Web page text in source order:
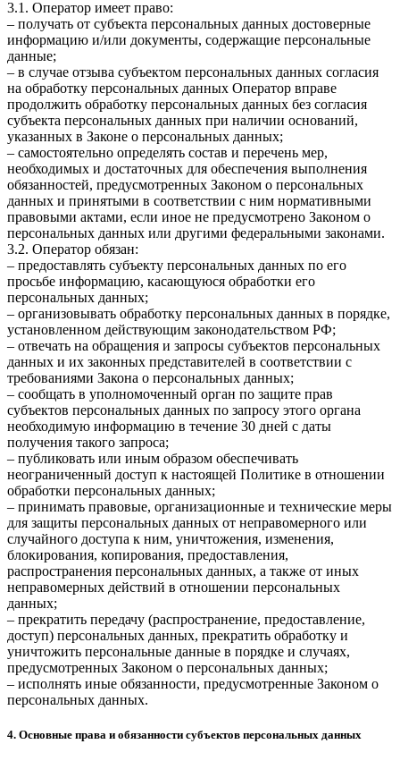
3.1. Оператор имеет право:
– получать от субъекта персональных данных достоверные
информацию и/или документы, содержащие персональные
данные;
– в случае отзыва субъектом персональных данных согласия
на обработку персональных данных Оператор вправе
продолжить обработку персональных данных без согласия
субъекта персональных данных при наличии оснований,
указанных в Законе о персональных данных;
– самостоятельно определять состав и перечень мер,
необходимых и достаточных для обеспечения выполнения
обязанностей, предусмотренных Законом о персональных
данных и принятыми в соответствии с ним нормативными
правовыми актами, если иное не предусмотрено Законом о
персональных данных или другими федеральными законами.
3.2. Оператор обязан:
– предоставлять субъекту персональных данных по его
просьбе информацию, касающуюся обработки его
персональных данных;
– организовывать обработку персональных данных в порядке,
установленном действующим законодательством РФ;
– отвечать на обращения и запросы субъектов персональных
данных и их законных представителей в соответствии с
требованиями Закона о персональных данных;
– сообщать в уполномоченный орган по защите прав
субъектов персональных данных по запросу этого органа
необходимую информацию в течение 30 дней с даты
получения такого запроса;
– публиковать или иным образом обеспечивать
неограниченный доступ к настоящей Политике в отношении
обработки персональных данных;
– принимать правовые, организационные и технические меры
для защиты персональных данных от неправомерного или
случайного доступа к ним, уничтожения, изменения,
блокирования, копирования, предоставления,
распространения персональных данных, а также от иных
неправомерных действий в отношении персональных
данных;
– прекратить передачу (распространение, предоставление,
доступ) персональных данных, прекратить обработку и
уничтожить персональные данные в порядке и случаях,
предусмотренных Законом о персональных данных;
– исполнять иные обязанности, предусмотренные Законом о
персональных данных.
4. Основные права и обязанности субъектов персональных данных